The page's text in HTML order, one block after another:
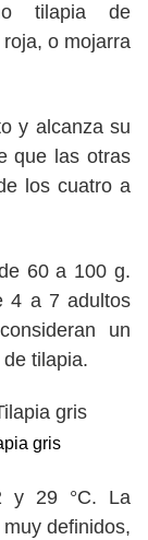
tilapia de
o mojarra
y alcanza su
que las otras
los cuatro a
60 a 100 g.
4 a 7 adultos
un
tilapia.
gris
y 29 °C. La
definidos,